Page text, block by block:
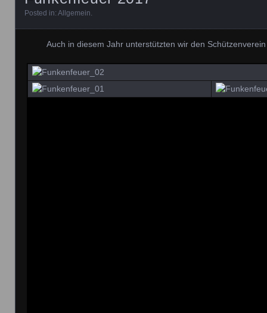
Posted in: Allgemein.
Auch in diesem Jahr unterstützten wir den